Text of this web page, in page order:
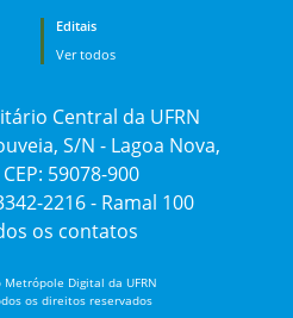
Editais
Ver todos
Central da UFRN
S/N - Lagoa Nova,
59078-900
2216 - Ramal 100
os contatos
Digital da UFRN
os direitos reservados